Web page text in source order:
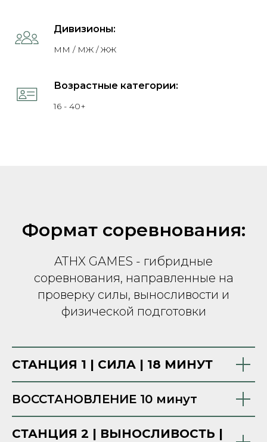
Дивизионы:
ММ / МЖ / ЖЖ
Возрастные категории:
16 - 40+
Формат соревнования:
ATHX GAMES - гибридные
соревнования, направленные на
проверку силы, выносливости и
физической подготовки
СТАНЦИЯ 1 | СИЛА | 18 МИНУТ
ВОССТАНОВЛЕНИЕ 10 минут
СТАНЦИЯ 2 | ВЫНОСЛИВОСТЬ |